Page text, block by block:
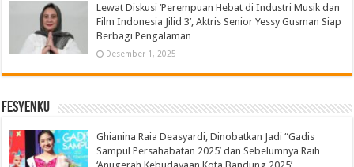
Lewat Diskusi ‘Perempuan Hebat di Industri Musik dan
Film Indonesia Jilid 3’, Aktris Senior Yessy Gusman Siap
Berbagi Pengalaman
Desember 1, 2025
Fesyenku
Ghianina Raia Deasyardi, Dinobatkan Jadi “Gadis
Sampul Persahabatan 2025′ dan Sebelumnya Raih